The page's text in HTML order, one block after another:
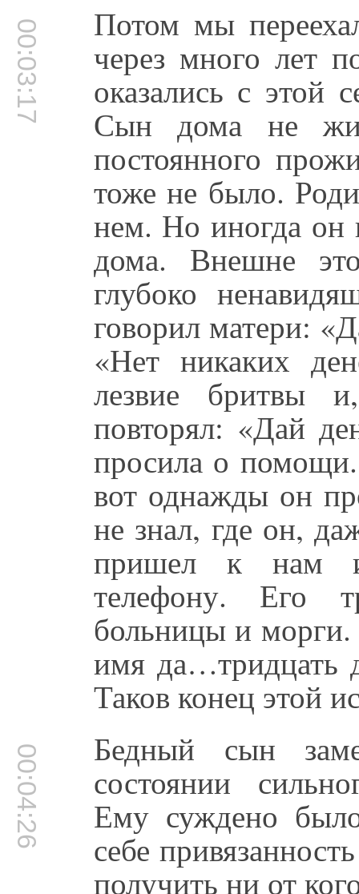
00:03:17 Потом мы
через много лет
оказались с этой
Сын дома не
постоянного
тоже не было.
нем. Но иногда он
дома. Внешне
глубоко
говорил матери:
«Нет никаких
лезвие бритвы
повторял: «Дай
просила о
вот однажды он
не знал, где он,
пришел к нам
телефону. Его
больницы и
имя да…тридцать
Таков конец этой
00:04:26 Бедный сын
состоянии
Ему суждено
себе
получить ни от